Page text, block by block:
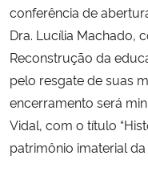
Banco Central do Brasil
Planalto
conferência de
Dra. Lucília Machado,
Reconstrução da
pelo resgate de suas
encerramento será
Vidal, com o título
patrimônio imaterial da